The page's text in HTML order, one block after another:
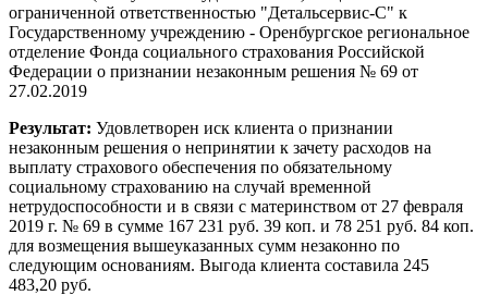
ограниченной ответственностью "Детальсервис-С" к
Государственному учреждению - Оренбургское региональное
отделение Фонда социального страхования Российской
Федерации о признании незаконным решения № 69 от
27.02.2019
Результат: Удовлетворен иск клиента о признании
незаконным решения о непринятии к зачету расходов на
выплату страхового обеспечения по обязательному
социальному страхованию на случай временной
нетрудоспособности и в связи с материнством от 27 февраля
2019 г. № 69 в сумме 167 231 руб. 39 коп. и 78 251 руб. 84 коп.
для возмещения вышеуказанных сумм незаконно по
следующим основаниям. Выгода клиента составила 245
483,20 руб.